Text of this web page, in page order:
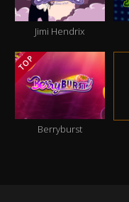
Jimi Hendrix
TOP
Berryburst